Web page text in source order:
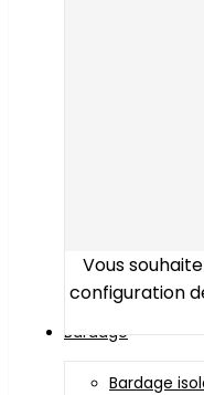
Vous
configuration
Bardage
Bardage